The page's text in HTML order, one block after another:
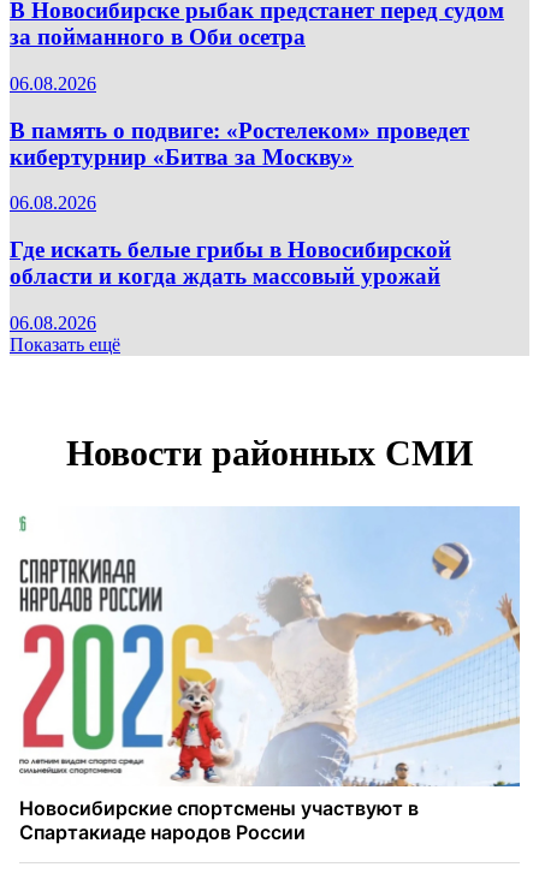
В Новосибирске рыбак предстанет перед судом
за пойманного в Оби осетра
06.08.2026
В память о подвиге: «Ростелеком» проведет
кибертурнир «Битва за Москву»
06.08.2026
Где искать белые грибы в Новосибирской
области и когда ждать массовый урожай
06.08.2026
Показать ещё